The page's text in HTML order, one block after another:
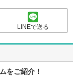
LINEで送る
をご紹介！